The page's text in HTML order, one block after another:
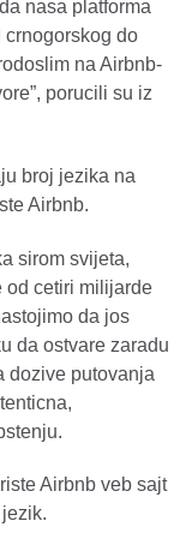
nasa platforma
crnogorskog do
na Airbnb-
porucili su iz
broj jezika na
Airbnb.
sirom svijeta,
od cetiri milijarde
da jos
da ostvare zaradu
dozive putovanja
Airbnb veb sajt